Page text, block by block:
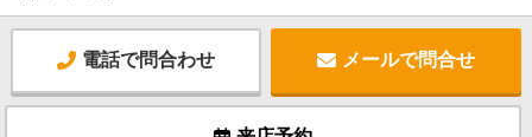
電話で問合わせ メールで問合せ